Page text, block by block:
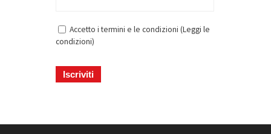
Accetto i termini e le condizioni (Leggi le
condizioni)